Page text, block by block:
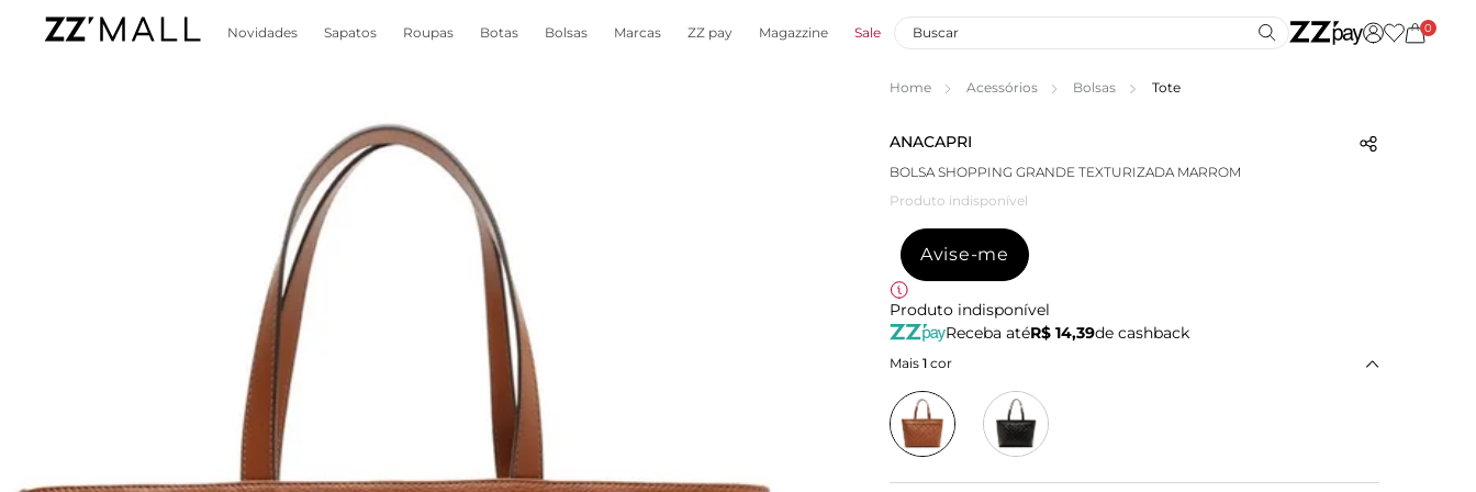
Novidades Sapatos Roupas Botas Bolsas Marcas ZZ pay Magazzine Sale 0
Home Acessórios Bolsas Tote
ANACAPRI
BOLSA SHOPPING GRANDE TEXTURIZADA MARROM
Produto indisponível
Avise-me
Produto indisponível
Receba atéR$ 14,39de cashback
Mais 1 cor